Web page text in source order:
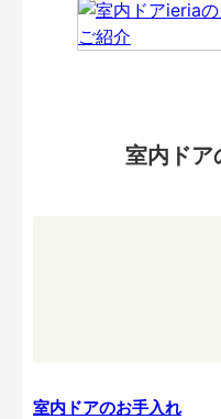
室内ドア
室内ドアのお手入れ